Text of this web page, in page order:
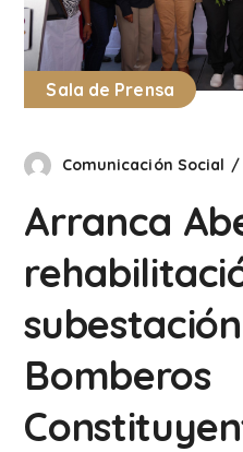
Sala de Prensa
Comunicación Social
Arranca
Bomberos